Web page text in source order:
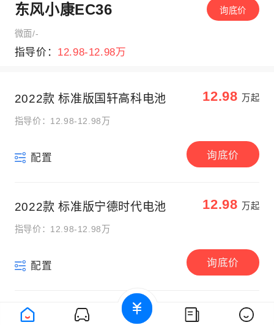
东风小康EC36
微面/-
指导价： 12.98-12.98万
询底价
2022款 标准版国轩高科电池 12.98 万起
指导价：12.98-12.98万
配置 询底价
2022款 标准版宁德时代电池 12.98 万起
指导价：12.98-12.98万
配置 询底价